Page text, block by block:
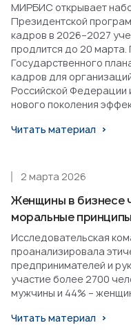
МИРБИС открывает
Президентской
кадров в 2026–2027
продлится до 20
Государственного
кадров для
Российской Федерации
нового поколения
Читать материал
Женщины в бизнесе
моральные
2 марта 2026
Исследовательская
проанализировала
предпринимателей и
участие более 2700
мужчины и 44% –
Читать материал